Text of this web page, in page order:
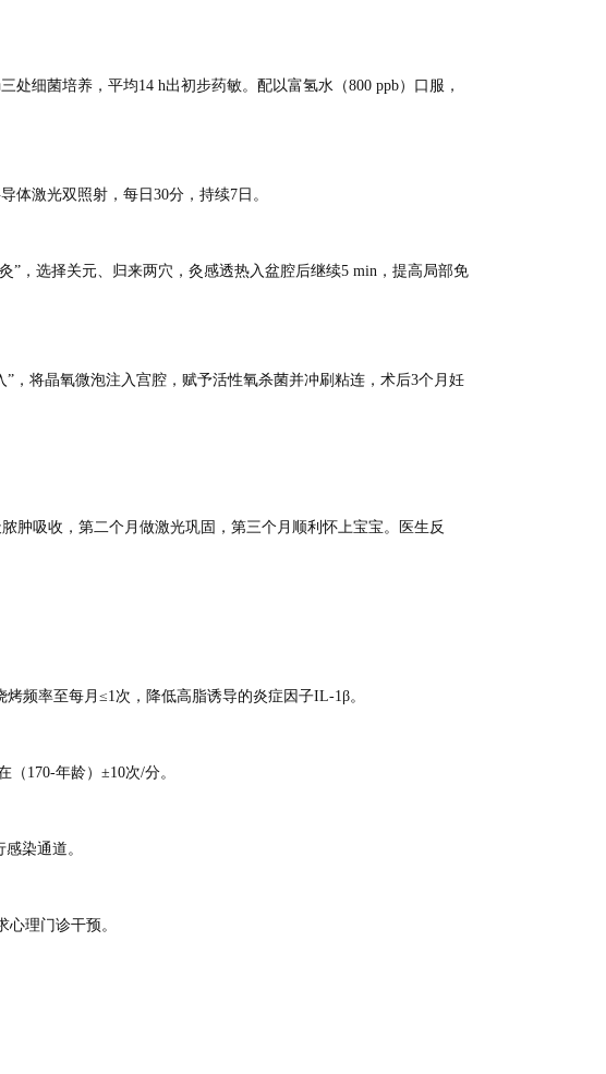
细菌培养，平均14 h出初步药敏。配以富氢水（800 ppb）口服，
体激光双照射，每日30分，持续7日。
”，选择关元、归来两穴，灸感透热入盆腔后继续5 min，提高局部免
，将晶氧微泡注入宫腔，赋予活性氧杀菌并冲刷粘连，术后3个月妊
肿吸收，第二个月做激光巩固，第三个月顺利怀上宝宝。医生反
频率至每月≤1次，降低高脂诱导的炎症因子IL-1β。
170-年龄）±10次/分。
染通道。
理门诊干预。